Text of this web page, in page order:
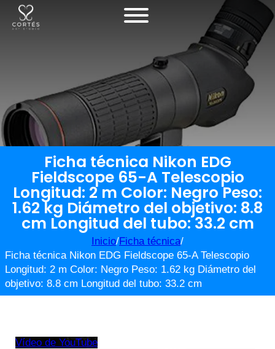
Ficha técnica Nikon EDG
Fieldscope 65-A Telescopio
Longitud: 2 m Color: Negro Peso:
1.62 kg Diámetro del objetivo: 8.8
cm Longitud del tubo: 33.2 cm
Inicio/Ficha técnica/
Ficha técnica Nikon EDG Fieldscope 65-A Telescopio
Longitud: 2 m Color: Negro Peso: 1.62 kg Diámetro del
objetivo: 8.8 cm Longitud del tubo: 33.2 cm
Vídeo de YouTube